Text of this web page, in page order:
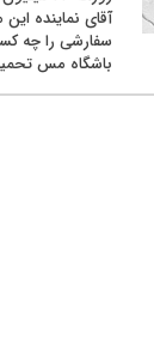
آقای نماینده این
سفارشی را چه
باشگاه مس